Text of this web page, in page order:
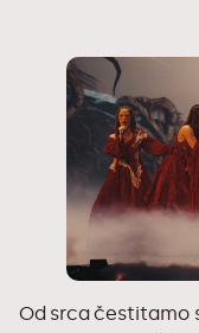
Od srca čestitamo